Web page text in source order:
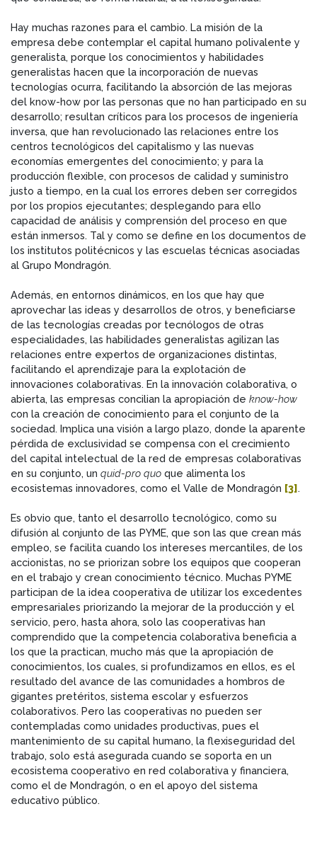
Hay muchas razones para el cambio. La misión de la
empresa debe contemplar el capital humano polivalente y
generalista, porque los conocimientos y habilidades
generalistas hacen que la incorporación de nuevas
tecnologías ocurra, facilitando la absorción de las mejoras
del know-how por las personas que no han participado en su
desarrollo; resultan críticos para los procesos de ingeniería
inversa, que han revolucionado las relaciones entre los
centros tecnológicos del capitalismo y las nuevas
economías emergentes del conocimiento; y para la
producción flexible, con procesos de calidad y suministro
justo a tiempo, en la cual los errores deben ser corregidos
por los propios ejecutantes; desplegando para ello
capacidad de análisis y comprensión del proceso en que
están inmersos. Tal y como se define en los documentos de
los institutos politécnicos y las escuelas técnicas asociadas
al Grupo Mondragón.
Además, en entornos dinámicos, en los que hay que
aprovechar las ideas y desarrollos de otros, y beneficiarse
de las tecnologías creadas por tecnólogos de otras
especialidades, las habilidades generalistas agilizan las
relaciones entre expertos de organizaciones distintas,
facilitando el aprendizaje para la explotación de
innovaciones colaborativas. En la innovación colaborativa, o
abierta, las empresas concilian la apropiación de know-how
con la creación de conocimiento para el conjunto de la
sociedad. Implica una visión a largo plazo, donde la aparente
pérdida de exclusividad se compensa con el crecimiento
del capital intelectual de la red de empresas colaborativas
en su conjunto, un quid-pro quo que alimenta los
ecosistemas innovadores, como el Valle de Mondragón [3].
Es obvio que, tanto el desarrollo tecnológico, como su
difusión al conjunto de las PYME, que son las que crean más
empleo, se facilita cuando los intereses mercantiles, de los
accionistas, no se priorizan sobre los equipos que cooperan
en el trabajo y crean conocimiento técnico. Muchas PYME
participan de la idea cooperativa de utilizar los excedentes
empresariales priorizando la mejorar de la producción y el
servicio, pero, hasta ahora, solo las cooperativas han
comprendido que la competencia colaborativa beneficia a
los que la practican, mucho más que la apropiación de
conocimientos, los cuales, si profundizamos en ellos, es el
resultado del avance de las comunidades a hombros de
gigantes pretéritos, sistema escolar y esfuerzos
colaborativos. Pero las cooperativas no pueden ser
contempladas como unidades productivas, pues el
mantenimiento de su capital humano, la flexiseguridad del
trabajo, solo está asegurada cuando se soporta en un
ecosistema cooperativo en red colaborativa y financiera,
como el de Mondragón, o en el apoyo del sistema
educativo público.